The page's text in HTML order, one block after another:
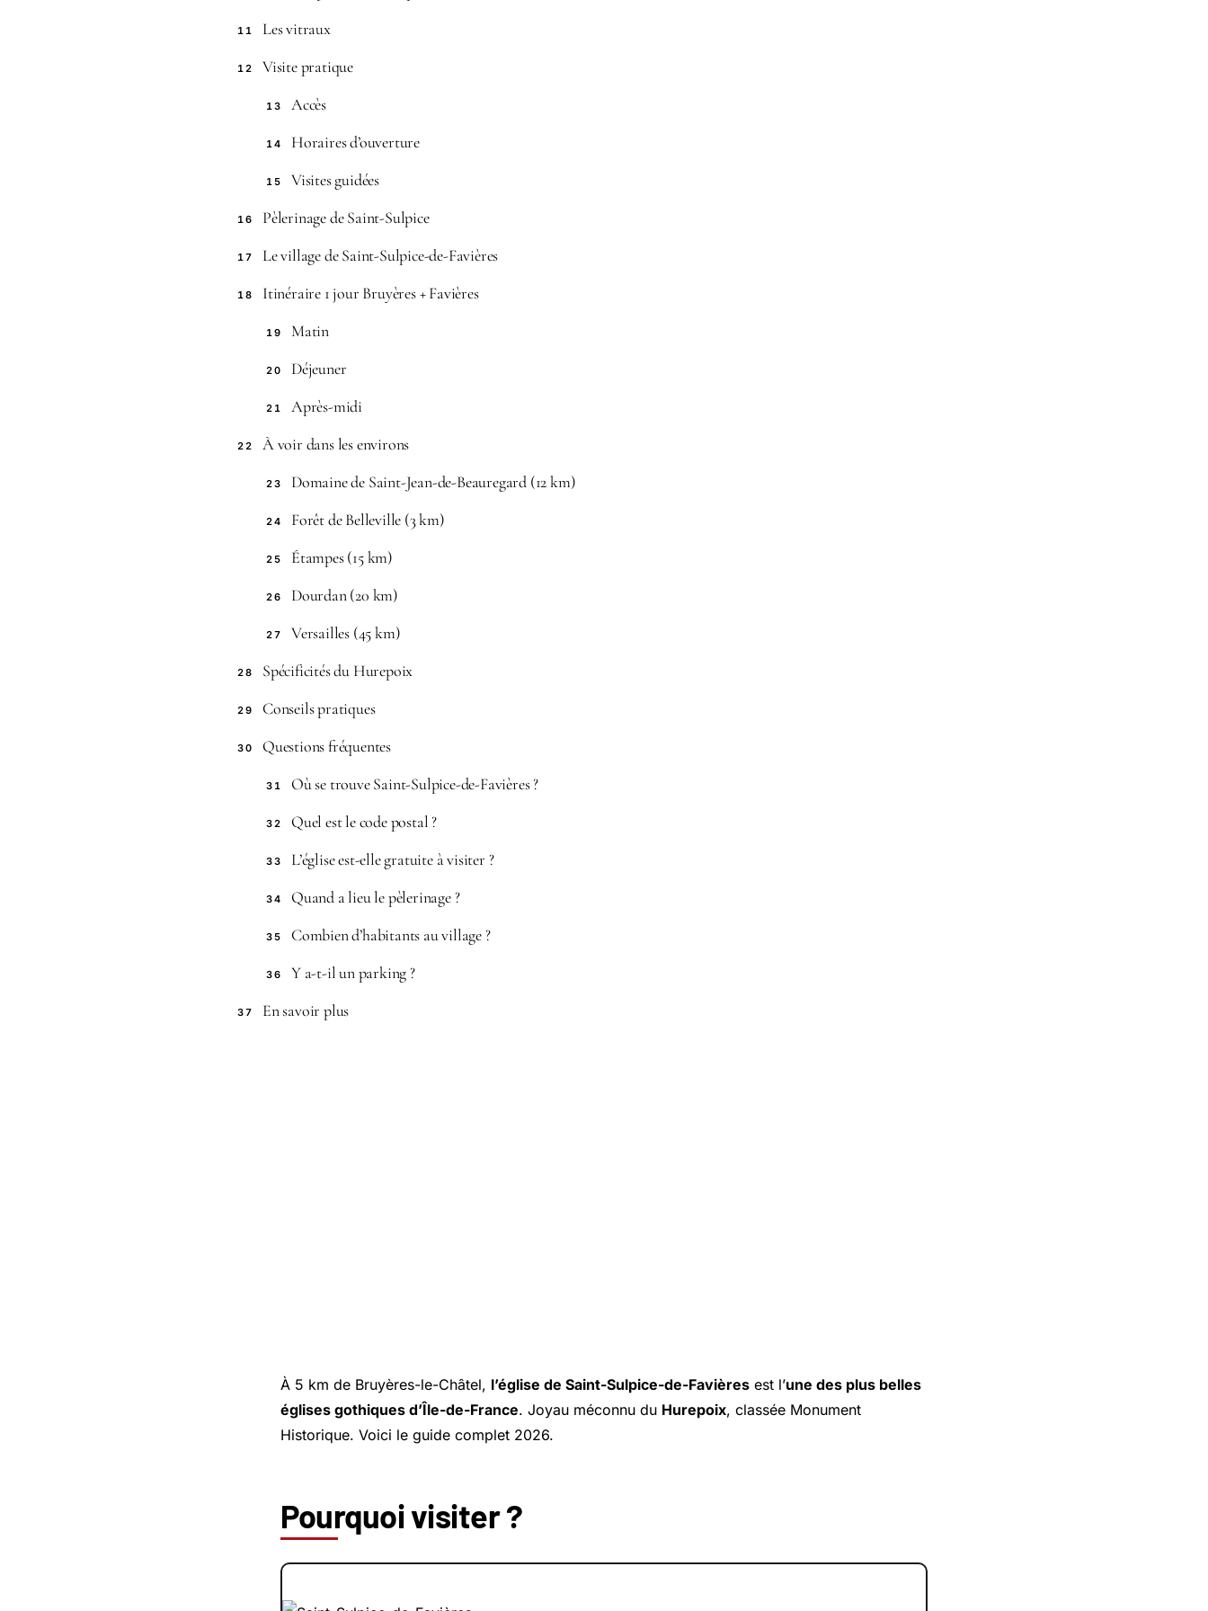
11 Les vitraux
12 Visite pratique
13 Accès
14 Horaires d’ouverture
15 Visites guidées
16 Pèlerinage de Saint-Sulpice
17 Le village de Saint-Sulpice-de-Favières
18 Itinéraire 1 jour Bruyères + Favières
19 Matin
20 Déjeuner
21 Après-midi
22 À voir dans les environs
23 Domaine de Saint-Jean-de-Beauregard (12 km)
24 Forêt de Belleville (3 km)
25 Étampes (15 km)
26 Dourdan (20 km)
27 Versailles (45 km)
28 Spécificités du Hurepoix
29 Conseils pratiques
30 Questions fréquentes
31 Où se trouve Saint-Sulpice-de-Favières ?
32 Quel est le code postal ?
33 L’église est-elle gratuite à visiter ?
34 Quand a lieu le pèlerinage ?
35 Combien d’habitants au village ?
36 Y a-t-il un parking ?
37 En savoir plus
À 5 km de Bruyères-le-Châtel, l’église de Saint-Sulpice-de-Favières est l’une des plus belles
églises gothiques d’Île-de-France. Joyau méconnu du Hurepoix, classée Monument
Historique. Voici le guide complet 2026.
Pourquoi visiter ?